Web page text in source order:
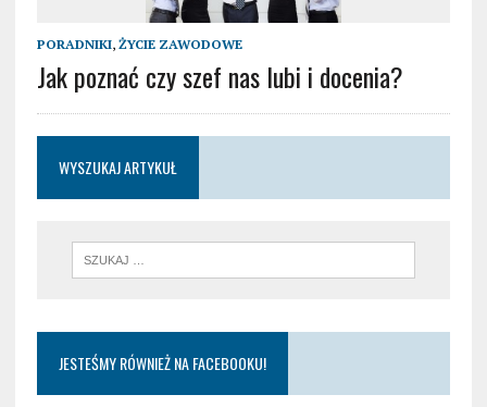
PORADNIKI, ŻYCIE ZAWODOWE
Jak poznać czy szef nas lubi i docenia?
WYSZUKAJ ARTYKUŁ
JESTEŚMY RÓWNIEŻ NA FACEBOOKU!